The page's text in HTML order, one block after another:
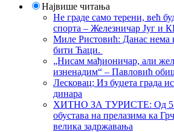
Највише читања
Не граде само терени, већ
спорта – Железничар Југ и
Миле Ристовић: Данас нема
бити Ћаци.
„Нисам мађионичар, али
изненадим“ – Павловић
Лесковац; Из буџета града
динара
ХИТНО ЗА ТУРИСТЕ: Од 5
обустава на прелазима ка
велика задржавања